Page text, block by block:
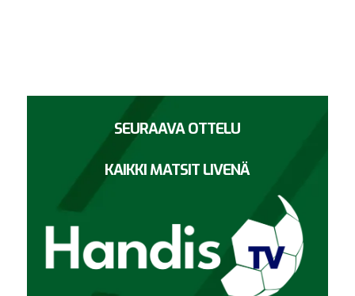
SEURAAVA OTTELU
KAIKKI MATSIT LIVENÄ